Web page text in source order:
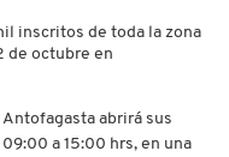
inscritos de toda la zona
de octubre en
abrirá sus
a 15:00 hrs, en una